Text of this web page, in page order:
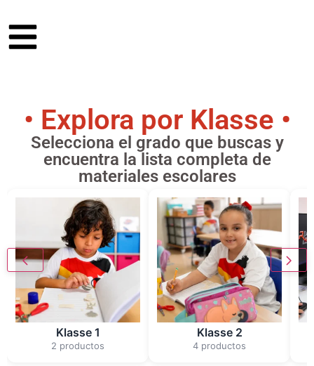
• Explora por Klasse •
Selecciona el grado que buscas y
encuentra la lista completa de
materiales escolares
Klasse 1
2 productos
Klasse 2
4 productos